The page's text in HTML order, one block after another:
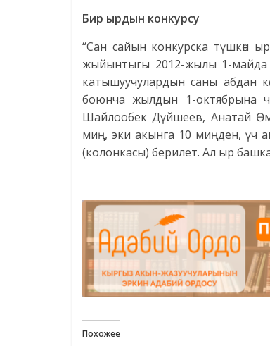
Бир ырдын конкурсу
“Сан сайын конкурска түшкөн
жыйынтыгы 2012-жылы 1-майда
катышуучулардын саны абдан
боюнча жылдын 1-октябрына
Шайлообек Дүйшеев, Анатай
миң, эки акынга 10 миңден, үч
(колонкасы) берилет. Ал ыр
Похожее